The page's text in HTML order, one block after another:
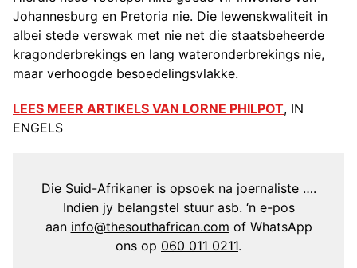
Johannesburg en Pretoria nie. Die lewenskwaliteit in
albei stede verswak met nie net die staatsbeheerde
kragonderbrekings en lang wateronderbrekings nie,
maar verhoogde besoedelingsvlakke.
LEES MEER ARTIKELS VAN LORNE PHILPOT, IN
ENGELS
Die Suid-Afrikaner is opsoek na joernaliste ….
Indien jy belangstel stuur asb. ‘n e-pos
aan info@thesouthafrican.com of WhatsApp
ons op 060 011 0211.